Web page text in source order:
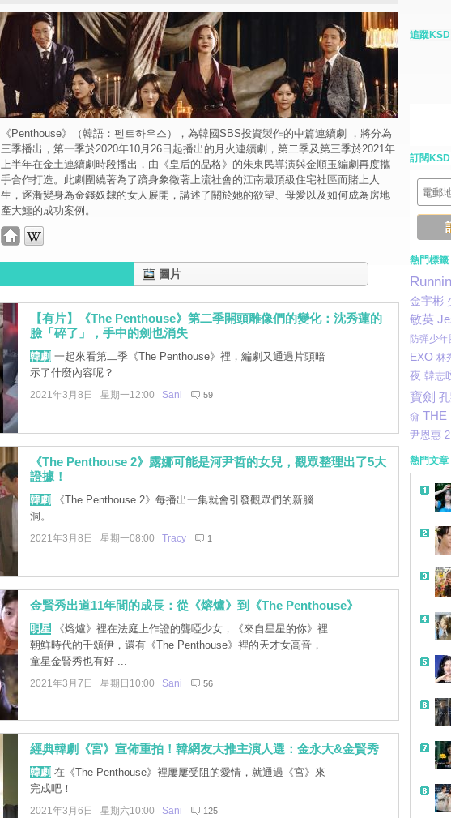
《Penthouse》（韓語：펜트하우스），為韓國SBS投資製作的中篇連續劇 ，將分為
三季播出，第一季於2020年10月26日起播出的月火連續劇，第二季及第三季於2021年
上半年在金土連續劇時段播出，由《皇后的品格》的朱東民導演與金順玉編劇再度攜
手合作打造。此劇圍繞著為了躋身象徵著上流社會的江南最頂級住宅社區而賭上人
生，逐漸變身為金錢奴隸的女人展開，講述了關於她的欲望、母愛以及如何成為房地
產大鱷的成功案例。
圖片
【有片】《The Penthouse》第二季開頭雕像們的變化：沈秀蓮的
臉「碎了」，手中的劍也消失
韓劇 一起來看第二季《The Penthouse》裡，編劇又通過片頭暗
示了什麼內容呢？
2021年3月8日 星期一12:00 Sani 59
《The Penthouse 2》露娜可能是河尹哲的女兒，觀眾整理出了5大
證據！
韓劇 《The Penthouse 2》每播出一集就會引發觀眾們的新腦
洞。
2021年3月8日 星期一08:00 Tracy 1
金賢秀出道11年間的成長：從《熔爐》到《The Penthouse》
明星《熔爐》裡在法庭上作證的聾啞少女，《來自星星的你》裡
朝鮮時代的千頌伊，還有《The Penthouse》裡的天才女高音，
童星金賢秀也有好 ...
2021年3月7日 星期日10:00 Sani 56
經典韓劇《宮》宣佈重拍！韓網友大推主演人選：金永大&金賢秀
韓劇 在《The Penthouse》裡屢屢受阻的愛情，就通過《宮》來
完成吧！
2021年3月6日 星期六10:00 Sani 125
追蹤KSD
訂閱KSD
熱門標籤
金宇彬
敏英
防彈少年
EXO 林
夜 韓志
寶劍
奫 THE
尹恩惠
熱門文章
帶